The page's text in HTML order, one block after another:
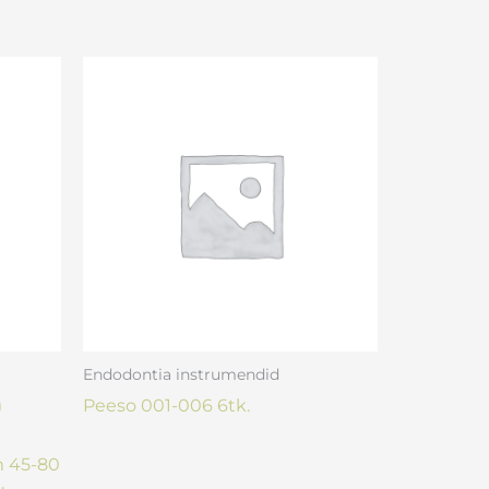
45-80
Endodontia instrumendid
Peeso 001-006 6tk.